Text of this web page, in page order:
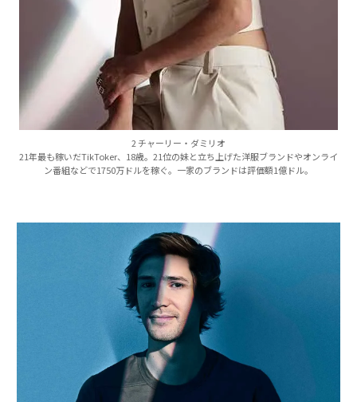
2 チャーリー・ダミリオ
21年最も稼いだTikToker、18歳。21位の妹と立ち上げた洋服ブランドやオンライ
ン番組などで1750万ドルを稼ぐ。一家のブランドは評価額1億ドル。